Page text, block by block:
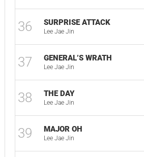
36 SURPRISE ATTACK
Lee Jae Jin
37 GENERAL’S WRATH
Lee Jae Jin
38 THE DAY
Lee Jae Jin
39 MAJOR OH
Lee Jae Jin